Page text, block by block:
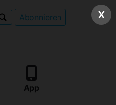
Abonnieren
App
X